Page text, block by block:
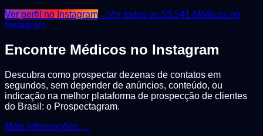
Ver perfil no Instagram←Ver todos os 53.541 Médicos no
Instagram
Encontre Médicos no Instagram
Descubra como prospectar dezenas de contatos em
segundos, sem depender de anúncios, conteúdo, ou
indicação na melhor plataforma de prospecção de clientes
do Brasil: o Prospectagram.
Mais informações →